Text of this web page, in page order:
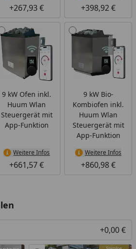
+267,93 € +398,92 €
9 kW Ofen inkl.
Huum Wlan
Steuergerät mit
App-Funktion
Weitere Infos
+661,57 €
9 kW Bio-
Kombiofen inkl.
Huum Wlan
Steuergerät mit
App-Funktion
Weitere Infos
+860,98 €
+0,00 €